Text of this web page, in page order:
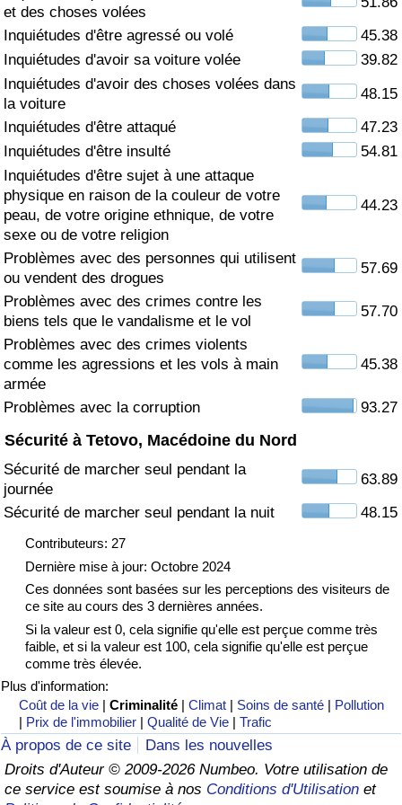
et des choses volées
Inquiétudes d'être agressé ou volé
45.38
Inquiétudes d'avoir sa voiture volée
39.82
Inquiétudes d'avoir des choses volées dans
la voiture
48.15
Inquiétudes d'être attaqué
47.23
Inquiétudes d'être insulté
54.81
Inquiétudes d'être sujet à une attaque
physique en raison de la couleur de votre
peau, de votre origine ethnique, de votre
sexe ou de votre religion
44.23
Problèmes avec des personnes qui utilisent
ou vendent des drogues
57.69
Problèmes avec des crimes contre les
biens tels que le vandalisme et le vol
57.70
Problèmes avec des crimes violents
comme les agressions et les vols à main
armée
45.38
Problèmes avec la corruption 93.27
Sécurité à Tetovo, Macédoine du Nord
Sécurité de marcher seul pendant la
journée
63.89
Sécurité de marcher seul pendant la nuit
48.15
Contributeurs: 27
Dernière mise à jour: Octobre 2024
Ces données sont basées sur les perceptions des visiteurs de
ce site au cours des 3 dernières années.
Si la valeur est 0, cela signifie qu'elle est perçue comme très
faible, et si la valeur est 100, cela signifie qu'elle est perçue
comme très élevée.
Plus d'information:
Coût de la vie |Criminalité |Climat | Soins de santé | Pollution
| Prix de l'immobilier |Qualité de Vie |Trafic
À propos de ce site
Dans les nouvelles
Droits d'Auteur © 2009-2026 Numbeo. Votre utilisation de
ce service est soumise à nos Conditions d'Utilisation et
Soins de santé
Indice des soins de santé (Actuel)
Indice des soins de santé
Indice des soins de santé par Pays
Pollution
Indice de Pollution (Actuel)
Indice de pollution
Indice de Pollution par Pays
Trafic
Indice de Trafic
Indice de Trafic (Actuel)
Indice de Trafic par Pays